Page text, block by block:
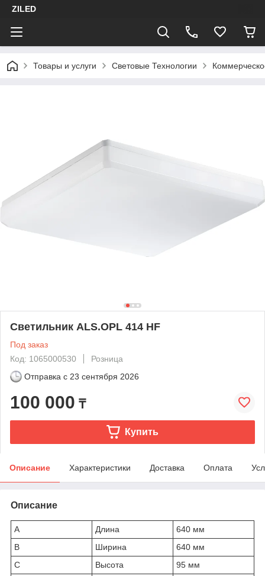
ZILED
Товары и услуги Световые Технологии
Светильник ALS.OPL 414 HF
Под заказ
Код: 1065000530
Розница
Отправка с 23 сентября 2026
100 000 ₸
Купить
Описание Характеристики Доставка Оплата
Описание
A Длина
640 мм
B
Ширина
640 мм
C
Высота
95 мм